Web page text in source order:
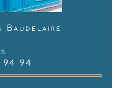
Baudelaire
94